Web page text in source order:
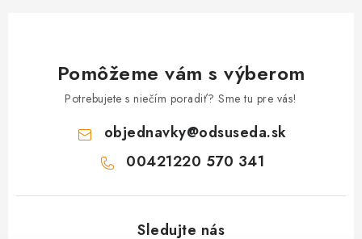
Pomôžeme vám s výberom
Potrebujete s niečím poradiť? Sme tu pre vás!
objednavky@odsuseda.sk
00421220 570 341